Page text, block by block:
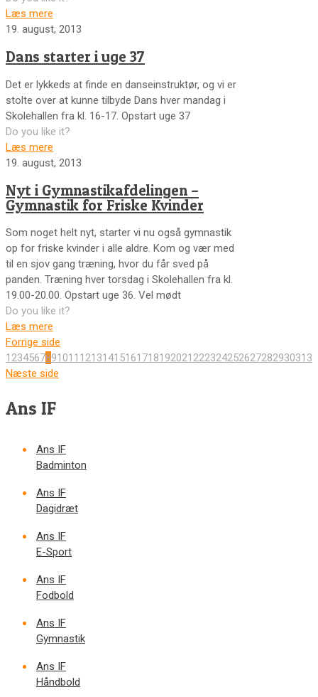
Læs mere
19. august, 2013
Dans starter i uge 37
Det er lykkeds at finde en danseinstruktør, og vi er
stolte over at kunne tilbyde Dans hver mandag i
Skolehallen fra kl. 16-17. Opstart uge 37
Do you like it?
Læs mere
19. august, 2013
Nyt i Gymnastikafdelingen –
Gymnastik for Friske Kvinder
Som noget helt nyt, starter vi nu også gymnastik
op for friske kvinder i alle aldre. Kom og vær med
til en sjov gang træning, hvor du får sved på
panden. Træning hver torsdag i Skolehallen fra kl.
19.00-20.00. Opstart uge 36. Vel mødt
Do you like it?
Læs mere
Forrige side
1 234567891011 12131415161718192021 22232425262728293031 32
Næste side
Ans IF
Ans IF
Badminton
Ans IF
Dagidræt
Ans IF
E-Sport
Ans IF
Fodbold
Ans IF
Gymnastik
Ans IF
Håndbold